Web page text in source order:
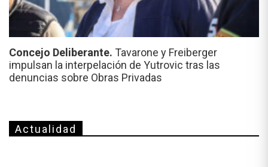
Concejo Deliberante. Tavarone y Freiberger
impulsan la interpelación de Yutrovic tras las
denuncias sobre Obras Privadas
Actualidad